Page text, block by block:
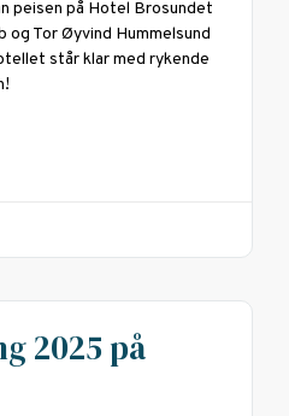
peisen på Hotel Brosundet
Tor Øyvind Hummelsund
står klar med rykende
2025 på